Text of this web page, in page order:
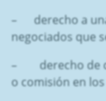
– derecho a
negociados que
– derecho de
o comisión en